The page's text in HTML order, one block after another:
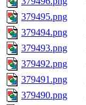
379495.png
379494.png
379493.png
379492.png
379491.png
379490.png